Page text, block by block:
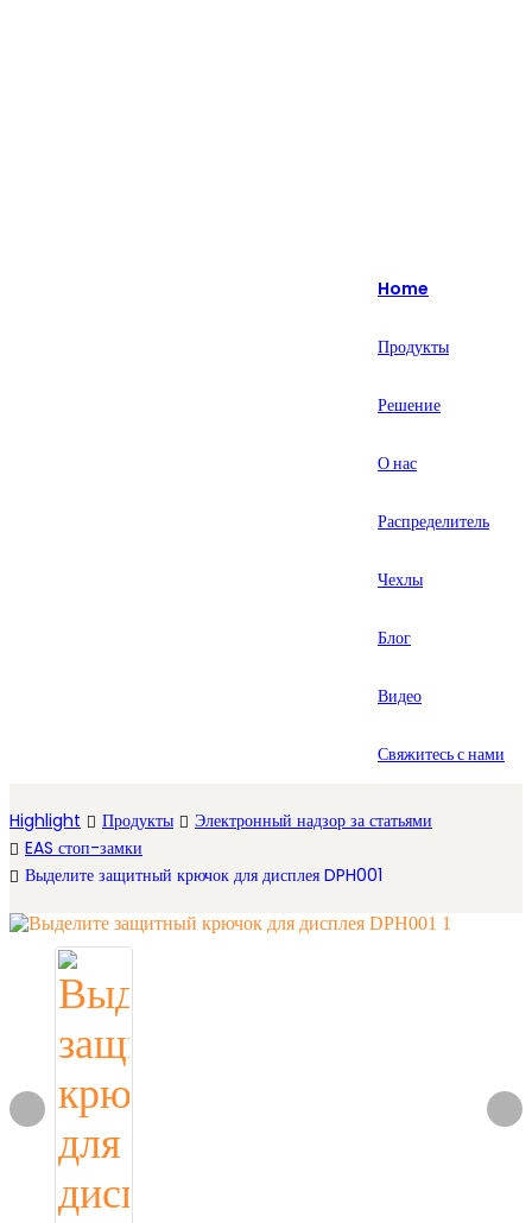
русский
Español
Home
Продукты
Решение
О нас
Распределитель
Чехлы
Блог
Видео
Свяжитесь с нами
Highlight Продукты
Электронный надзор за статьями
EAS стоп-замки
Выделите защитный крючок для дисплея DPH001